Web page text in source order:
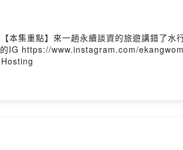
集重點】來一趟永續談資的旅遊講錯了
IG https://www.instagram.com/